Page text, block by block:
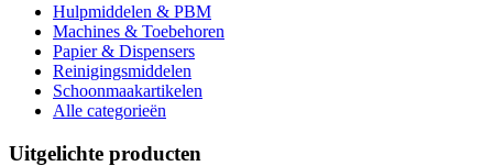
Hulpmiddelen & PBM
Machines & Toebehoren
Papier & Dispensers
Reinigingsmiddelen
Schoonmaakartikelen
Alle categorieën
Uitgelichte producten